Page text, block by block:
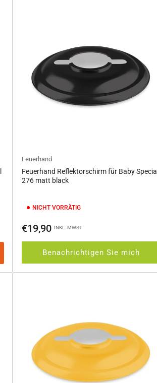
Feuerhand
Feuerhand Reflektorschirm für Baby Special
276 matt black
NICHT VORRÄTIG
Normaler
€19,90 INKL. MWST
Benachrichtigen Sie mich